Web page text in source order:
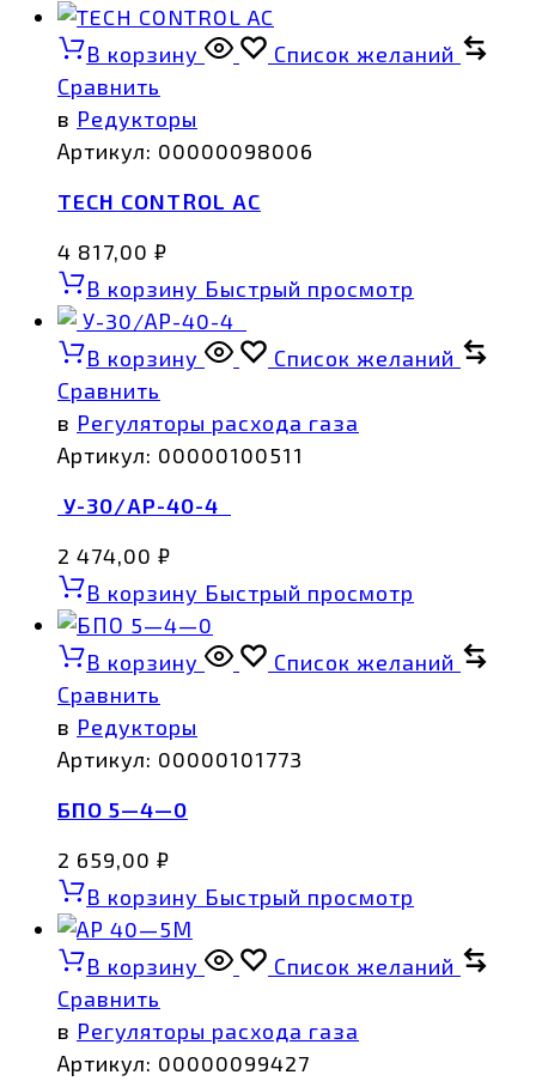
В корзину
Список желаний
Сравнить
в Редукторы
Артикул: 00000098006
TECH CONTROL AC
4 817,00 ₽
В корзину Быстрый просмотр
В корзину
Список желаний
Сравнить
в Регуляторы расхода газа
Артикул: 00000100511
У-30/АР-40-4
2 474,00 ₽
В корзину Быстрый просмотр
В корзину
Список желаний
Сравнить
в Редукторы
Артикул: 00000101773
БПО 5—4—0
2 659,00 ₽
В корзину Быстрый просмотр
В корзину
Список желаний
Сравнить
в Регуляторы расхода газа
Артикул: 00000099427